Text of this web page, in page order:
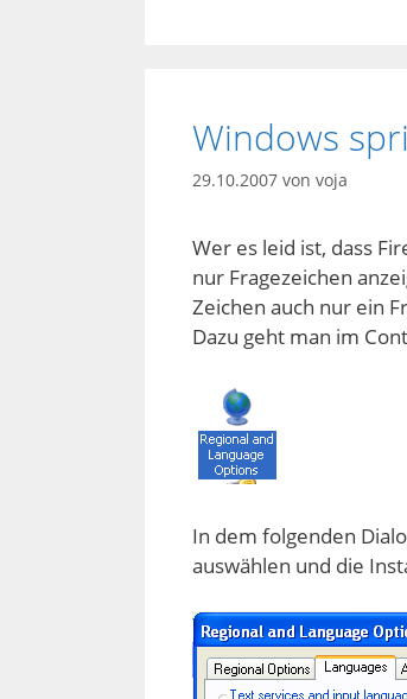
Windows
29.10.2007 von voja
Wer es leid ist, dass
nur Fragezeichen
Zeichen auch nur ein
Dazu geht man im
In dem folgenden
auswählen und die